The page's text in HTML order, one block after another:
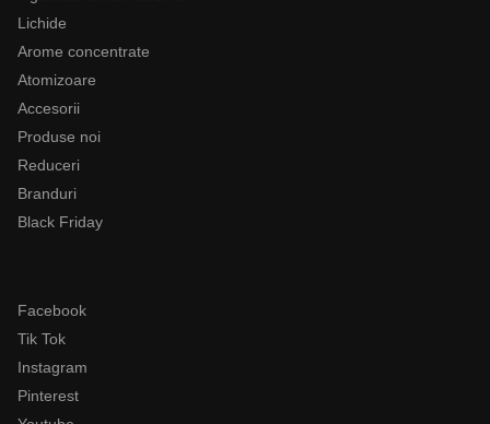
Lichide
Arome concentrate
Atomizoare
Accesorii
Produse noi
Reduceri
Branduri
Black Friday
Facebook
Tik Tok
Instagram
Pinterest